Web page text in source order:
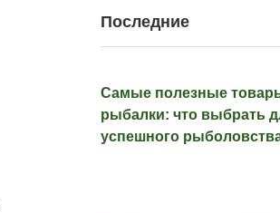
Последние
Самые полезные
рыбалки: что выбрать
успешного